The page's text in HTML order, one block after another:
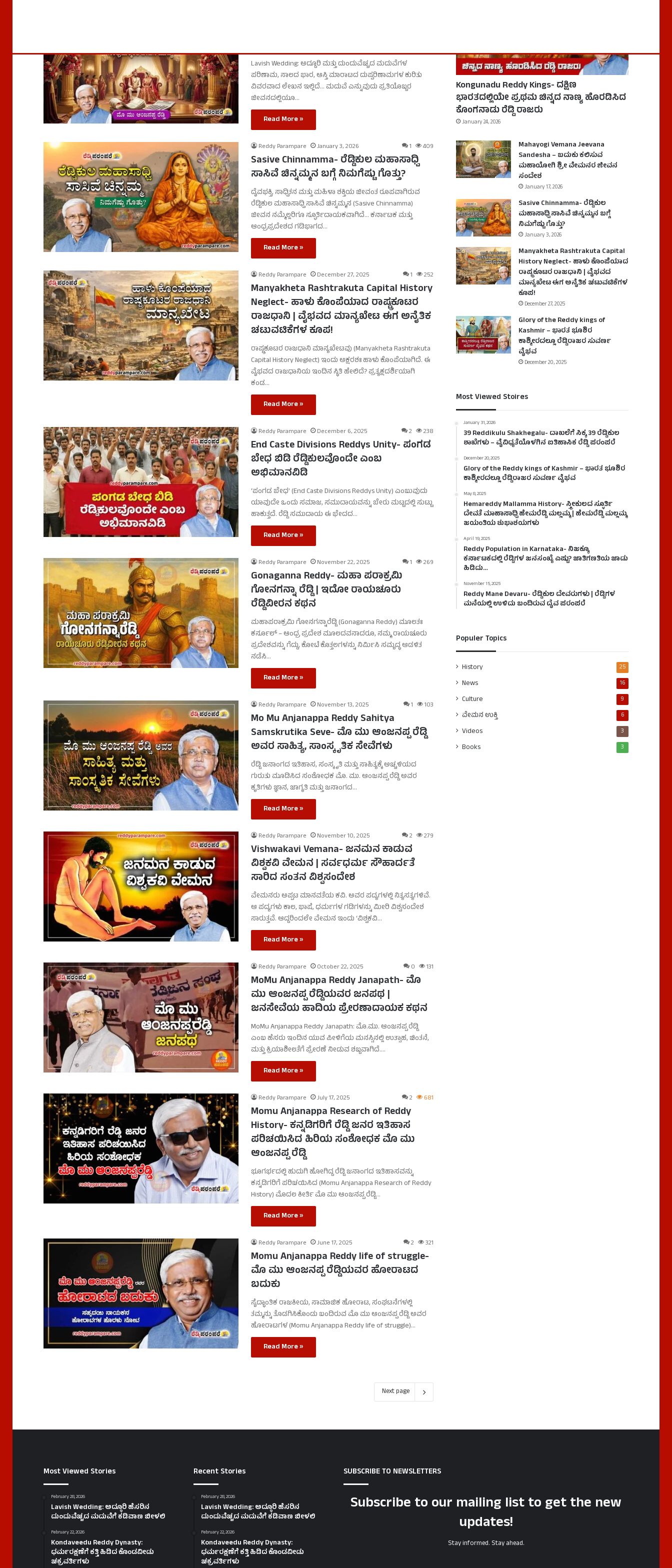
Lavish Wedding: ಅದ್ದೂರಿ ಮತ್ತು ದುಂದುವೆಚ್ಚದ ಮದುವೆಗಳ
ಪರಿಣಾಮ, ಸಾಲದ ಭಾರ, ಆಸ್ತಿ ಮಾರಾಟದ ದುಷ್ಪರಿಣಾಮಗಳ ಕುರಿತು
ವಿವರವಾದ ಲೇಖನ ಇಲ್ಲಿದೆ… ಮದುವೆ ಎನ್ನುವುದು ಪ್ರತಿಯೊಬ್ಬರ
ಜೀವನದಲ್ಲಿಯೂ…
Read More »
Reddy Parampare January 3, 2026 1 409
Sasive Chinnamma- ರೆಡ್ಡಿಕುಲ ಮಹಾಸಾಧ್ವಿ
ಸಾಸಿವೆ ಚಿನ್ನಮ್ಮನ ಬಗ್ಗೆ ನಿಮಗೆಷ್ಟು ಗೊತ್ತು?
ದೈವಭಕ್ತಿ, ಸಾಧ್ವಿತನ ಮತ್ತು ಮಹಿಳಾ ಶಕ್ತಿಯ ಜೀವಂತ ರೂಪವಾಗಿರುವ
ರೆಡ್ಡಿಕುಲ ಮಹಾಸಾಧ್ವಿ ಸಾಸಿವೆ ಚಿನ್ನಮ್ಮನ (Sasive Chinnamma)
ಜೀವನ ನಮ್ಮೆಲ್ಲರಿಗೂ ಸ್ಫೂರ್ತಿದಾಯಕವಾಗಿದೆ… ಕರ್ನಾಟಕ ಮತ್ತು
ಆಂಧ್ರಪ್ರದೇಶದ ಗಡಿಭಾಗದ…
Read More »
Reddy Parampare December 27, 2025 1 252
Manyakheta Rashtrakuta Capital History
Neglect- ಹಾಳು ಕೊಂಪೆಯಾದ ರಾಷ್ಟ್ರಕೂಟರ
ರಾಜಧಾನಿ | ವೈಭವದ ಮಾನ್ಯಖೇಟ ಈಗ ಅನೈತಿಕ
ಚಟುವಟಿಕೆಗಳ ಕೂಪ!
ರಾಷ್ಟ್ರಕೂಟರ ರಾಜಧಾನಿ ಮಾನ್ಯಖೇಟವು (Manyakheta Rashtrakuta
Capital History Neglect) ಇಂದು ಅಕ್ಷರಶಃ ಹಾಳು ಕೊಂಪೆಯಾಗಿದೆ. ಈ
ವೈಭವದ ರಾಜಧಾನಿಯ ಇಂದಿನ ಸ್ಥಿತಿ ಹೇಲಿದೆ? ಪ್ರತ್ಯಕ್ಷದರ್ಶಿಯಾಗಿ
ಕಂಡ…
Read More »
Reddy Parampare December 6, 2025 2 238
End Caste Divisions Reddys Unity- ಪಂಗಡ
ಬೇಧ ಬಿಡಿ ರೆಡ್ಡಿಕುಲವೊಂದೇ ಎಂಬ
ಅಭಿಮಾನವಿಡಿ
‘ಪಂಗಡ ಬೇಧ’ (End Caste Divisions Reddys Unity) ಎಂಬುವುದು
ಯಾವುದೇ ಒಂದು ಸಮಾಜ, ಸಮುದಾಯವನ್ನು ಬೇರು ಮಟ್ಟದಲ್ಲಿ ಸುಟ್ಟು
ಹಾಕುತ್ತದೆ. ರೆಡ್ಡಿ ಸಮುದಾಯ ಈ ಭೇದದ…
Read More »
Reddy Parampare November 22, 2025 1 269
Gonaganna Reddy- ಮಹಾ ಪರಾಕ್ರಮಿ
ಗೋನಗನ್ನಾ ರೆಡ್ಡಿ | ಇದೋ ರಾಯಚೂರು
ರೆಡ್ಡಿವೀರನ ಕಥನ
ಮಹಾಪರಾಕ್ರಮಿ ಗೋನಗನ್ನಾರೆಡ್ಡಿ (Gonaganna Reddy) ಮೂಲತಃ
ಕರ್ನೂಲ್ – ಆಂಧ್ರ ಪ್ರದೇಶ ಮೂಲದವನಾದರೂ, ನಮ್ಮ ರಾಯಚೂರು
ಪ್ರದೇಶವನ್ನು ಗೆದ್ದು, ಕೋಟೆ ಕೊತ್ತಲಗಳನ್ನು ನಿರ್ಮಿಸಿ ಸಮೃದ್ಧ ಆಡಳಿತ
ನಡೆಸಿ…
Read More »
Reddy Parampare November 13, 2025 1 103
Mo Mu Anjanappa Reddy Sahitya
Samskrutika Seve- ಮೊ ಮು ಆಂಜನಪ್ಪ ರೆಡ್ಡಿ
ಅವರ ಸಾಹಿತ್ಯ, ಸಾಂಸ್ಕೃತಿಕ ಸೇವೆಗಳು
ರೆಡ್ಡಿ ಜನಾಂಗದ ಇತಿಹಾಸ, ಸಂಸ್ಕೃತಿ ಮತ್ತು ಸಾಹಿತ್ಯಕ್ಕೆ ಅಚ್ಚಳಿಯದ
ಗುರುತು ಮೂಡಿಸಿದ ಸಂಶೋಧಕ ಮೊ. ಮು. ಆಂಜನಪ್ಪ ರೆಡ್ಡಿ ಅವರ
ಕೃತಿಗಳು ಜ್ಞಾನ, ಜಾಗೃತಿ ಮತ್ತು ಜನಾಂಗದ…
Read More »
Reddy Parampare November 10, 2025 2 279
Vishwakavi Vemana- ಜನಮನ ಕಾಡುವ
ವಿಶ್ವಕವಿ ವೇಮನ | ಸರ್ವಧರ್ಮ ಸೌಹಾರ್ದತೆ
ಸಾರಿದ ಸಂತನ ವಿಶ್ವಸಂದೇಶ
ವೇಮನರು ಅಪ್ಪಟ ಮಾನವತೆಯ ಕವಿ. ಅವರ ಪದ್ಯಗಳಲ್ಲಿ ನಿತ್ಯಸತ್ಯಗಳಿವೆ.
ಆ ಪದ್ಯಗಳು ಕಾಲ, ಭಾಷೆ, ಧರ್ಮಗಳ ಗಡಿಗಳನ್ನು ಮೀರಿ ವಿಶ್ವಸಂದೇಶ
ಸಾರುತ್ತವೆ. ಆದ್ದರಿಂದಲೇ ವೇಮನ ಇಂದು ‘ವಿಶ್ವಕವಿ…
Read More »
Reddy Parampare October 22, 2025 0 131
MoMu Anjanappa Reddy Janapath- ಮೊ
ಮು ಆಂಜನಪ್ಪ ರೆಡ್ಡಿಯವರ ಜನಪಥ |
ಜನಸೇವೆಯ ಹಾದಿಯ ಪ್ರೇರಣಾದಾಯಕ ಕಥನ
MoMu Anjanappa Reddy Janapath: ಮೊ.ಮು. ಆಂಜನಪ್ಪ ರೆಡ್ಡಿ
ಎಂಬ ಹೆಸರು ಇಂದಿನ ಯುವ ಪೀಳಿಗೆಯ ಮನಸ್ಸಿನಲ್ಲಿ ಉತ್ಸಾಹ, ಚಿಂತನೆ,
ಮತ್ತು ಕ್ರಿಯಾಶೀಲತೆಗೆ ಪ್ರೇರಣೆ ನೀಡುವ ಶಬ್ದವಾಗಿದೆ.…
Read More »
Reddy Parampare July 17, 2025 2 681
Momu Anjanappa Research of Reddy
History- ಕನ್ನಡಿಗರಿಗೆ ರೆಡ್ಡಿ ಜನರ ಇತಿಹಾಸ
ಪರಿಚಯಿಸಿದ ಹಿರಿಯ ಸಂಶೋಧಕ ಮೊ ಮು
ಆಂಜನಪ್ಪ ರೆಡ್ಡಿ
ಭೂಗರ್ಭದಲ್ಲಿ ಹುದುಗಿ ಹೋಗಿದ್ದ ರೆಡ್ಡಿ ಜನಾಂಗದ ಇತಿಹಾಸವನ್ನು
ಕನ್ನಡಿಗರಿಗೆ ಪರಿಚಯಿಸಿದ (Momu Anjanappa Research of Reddy
History) ಮೊದಲ ಕೀರ್ತಿ ಮೊ ಮು ಆಂಜನಪ್ಪ ರೆಡ್ಡಿ…
Read More »
Reddy Parampare June 17, 2025 2 321
Momu Anjanappa Reddy life of struggle-
ಮೊ ಮು ಆಂಜನಪ್ಪ ರೆಡ್ಡಿಯವರ ಹೋರಾಟದ
ಬದುಕು
ಸೈದ್ಧಾಂತಿಕ ರಾಜಕೀಯ, ಸಾಮಾಜಿಕ ಹೋರಾಟ, ಸಂಘಟನೆಗಳಲ್ಲಿ
ತಮ್ಮನ್ನು ತೊಡಗಿಸಿಕೊಂಡು ಬಂದಿರುವ ಮೊ ಮು ಆಂಜನಪ್ಪ ರೆಡ್ಡಿ ಅವರ
ಹೋರಾಟಗಳ (Momu Anjanappa Reddy life of struggle)…
Read More »
Next page
Kongunadu Reddy Kings- ದಕ್ಷಿಣ
ಭಾರತದಲ್ಲಿಯೇ ಪ್ರಥಮ ಚಿನ್ನದ ನಾಣ್ಯ ಹೊರಡಿಸಿದ
ಕೊಂಗನಾಡು ರೆಡ್ಡಿ ರಾಜರು
January 24, 2026
Mahayogi Vemana Jeevana
Sandesha – ಬದುಕು ಕಲಿಸುವ
ಮಹಾಯೋಗಿ ಶ್ರೀ ವೇಮನರ ಜೀವನ
ಸಂದೇಶ
January 17, 2026
Sasive Chinnamma- ರೆಡ್ಡಿಕುಲ
ಮಹಾಸಾಧ್ವಿ ಸಾಸಿವೆ ಚಿನ್ನಮ್ಮನ ಬಗ್ಗೆ
ನಿಮಗೆಷ್ಟು ಗೊತ್ತು?
January 3, 2026
Manyakheta Rashtrakuta Capital
History Neglect- ಹಾಳು ಕೊಂಪೆಯಾದ
ರಾಷ್ಟ್ರಕೂಟರ ರಾಜಧಾನಿ | ವೈಭವದ
ಮಾನ್ಯಖೇಟ ಈಗ ಅನೈತಿಕ ಚಟುವಟಿಕೆಗಳ
ಕೂಪ!
December 27, 2025
Glory of the Reddy kings of
Kashmir – ಭಾರತ ಭೂಶಿರ
ಕಾಶ್ಮೀರದಲ್ಲೂ ರೆಡ್ಡಿರಾಜರ ಸುವರ್ಣ
ವೈಭವ
December 20, 2025
Most Viewed Stoires
January 31, 2026
39 Reddikulu Shakhegalu- ದಾಖಲೆಗೆ ಸಿಕ್ಕ 39 ರೆಡ್ಡಿಕುಲ
ಶಾಖೆಗಳು – ವೈವಿಧ್ಯತೆಯೊಳಗಿನ ಐತಿಹಾಸಿಕ ರೆಡ್ಡಿ ಪರಂಪರೆ
December 20, 2025
Glory of the Reddy kings of Kashmir – ಭಾರತ ಭೂಶಿರ
ಕಾಶ್ಮೀರದಲ್ಲೂ ರೆಡ್ಡಿರಾಜರ ಸುವರ್ಣ ವೈಭವ
May 8, 2025
Hemareddy Mallamma History- ಸ್ತ್ರೀಕುಲದ ಸ್ಫೂರ್ತಿ
ದೇವತೆ ಮಾಹಾಸಾಧ್ವಿ ಹೇಮರೆಡ್ಡಿ ಮಲ್ಲಮ್ಮ | ಹೇಮರೆಡ್ಡಿ ಮಲ್ಲಮ್ಮ
ಜಯಂತಿಯ ಶುಭಾಶಯಗಳು
April 19, 2025
Reddy Population in Karnataka- ನಿಜಕ್ಕೂ
ಕರ್ನಾಟಕದಲ್ಲಿ ರೆಡ್ಡಿಗಳ ಜನಸಂಖ್ಯೆ ಎಷ್ಟು? ಜಾತಿಗಣತಿಯ ಜಾಡು
ಹಿಡಿದು…
November 15, 2025
Reddy Mane Devaru- ರೆಡ್ಡಿಕುಲ ದೇವರುಗಳು | ರೆಡ್ಡಿಗಳ
ಮನೆಯಲ್ಲಿ ಉಳಿದು ಬಂದಿರುವ ದೈವ ಪರಂಪರೆ
Populer Topics
History 25
News 16
Culture 9
ವೇಮನ ಉಕ್ತಿ 6
Videos 3
Books 3
Most Viewed Stories
February 28, 2026
Lavish Wedding: ಅದ್ಧೂರಿ ಹೆಸರಿನ
ದುಂದುವೆಚ್ಚದ ಮದುವೆಗೆ ಕಡಿವಾಣ ಬೀಳಲಿ
February 22, 2026
Kondaveedu Reddy Dynasty:
ಧರ್ಮರಕ್ಷಣೆಗೆ ಕತ್ತಿ ಹಿಡಿದ ಕೊಂಡವೀಡು
ಚಕ್ರವರ್ತಿಗಳು
Recent Stories
February 28, 2026
Lavish Wedding: ಅದ್ಧೂರಿ ಹೆಸರಿನ
ದುಂದುವೆಚ್ಚದ ಮದುವೆಗೆ ಕಡಿವಾಣ ಬೀಳಲಿ
February 22, 2026
Kondaveedu Reddy Dynasty:
ಧರ್ಮರಕ್ಷಣೆಗೆ ಕತ್ತಿ ಹಿಡಿದ ಕೊಂಡವೀಡು
ಚಕ್ರವರ್ತಿಗಳು
SUBSCRIBE TO NEWSLETTERS
Subscribe to our mailing list to get the new
updates!
Stay informed. Stay ahead.